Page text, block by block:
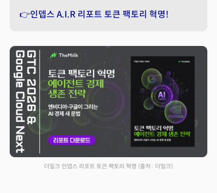
👉인뎁스 A.I.R 리포트 토큰 팩토리 혁명!
더밀크 인뎁스 리포트 토큰 팩토리 혁명 (출처 : 더밀크)